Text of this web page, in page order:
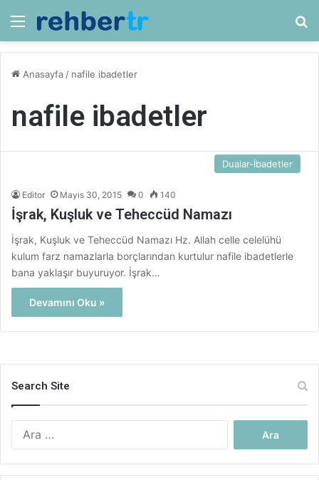
Menü
Anasayfa / nafile ibadetler
nafile ibadetler
Dualar-İbadetler
Editor Mayıs 30, 2015 0 140
İşrak, Kuşluk ve Teheccüd Namazı
İşrak, Kuşluk ve Teheccüd Namazı Hz. Allah celle celelühü
kulum farz namazlarla borçlarından kurtulur nafile ibadetlerle
bana yaklaşır buyuruyor. İşrak…
Devamını Oku »
Search Site